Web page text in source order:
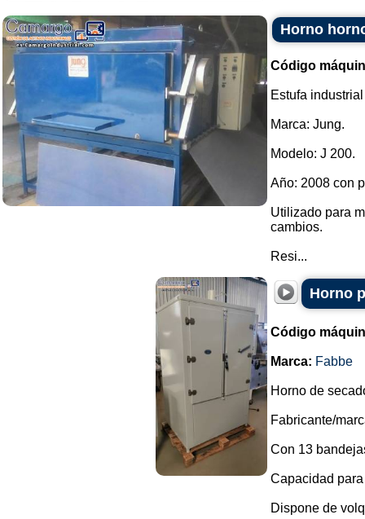
Horno
Código
Estufa
Marca: Jung.
Modelo: J 200.
Año: 2008 con
Utilizado para
cambios.
Resi...
Horno
Código
Marca: Fabbe
Horno de
Fabricante/
Con 13
Capacidad
Dispone de